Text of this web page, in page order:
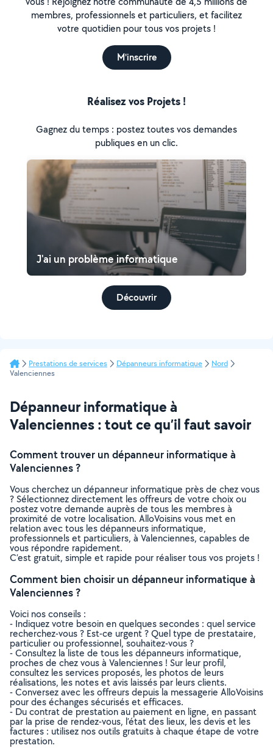
membres, professionnels et particuliers, et facilitez
votre quotidien pour tous vos projets !
M'inscrire
Réalisez vos Projets !
Gagnez du temps : postez toutes vos demandes
publiques en un clic.
J'ai un problème informatique
Découvrir
Prestations de services Dépanneurs informatique
Nord
Valenciennes
Dépanneur informatique à
Valenciennes : tout ce qu’il faut savoir
Comment trouver un dépanneur informatique à
Valenciennes ?
Vous cherchez un dépanneur informatique près de chez vous
? Sélectionnez directement les offreurs de votre choix ou
postez votre demande auprès de tous les membres à
proximité de votre localisation. AlloVoisins vous met en
relation avec tous les dépanneurs informatique,
professionnels et particuliers, à Valenciennes, capables de
vous répondre rapidement.
C’est gratuit, simple et rapide pour réaliser tous vos projets !
Comment bien choisir un dépanneur informatique à
Valenciennes ?
Voici nos conseils :
- Indiquez votre besoin en quelques secondes : quel service
recherchez-vous ? Est-ce urgent ? Quel type de prestataire,
particulier ou professionnel, souhaitez-vous ?
- Consultez la liste de tous les dépanneurs informatique,
proches de chez vous à Valenciennes ! Sur leur profil,
consultez les services proposés, les photos de leurs
réalisations, les notes et avis laissés par leurs clients.
- Conversez avec les offreurs depuis la messagerie AlloVoisins
pour des échanges sécurisés et efficaces.
- Du contrat de prestation au paiement en ligne, en passant
par la prise de rendez-vous, l’état des lieux, les devis et les
factures : utilisez nos outils gratuits à chaque étape de votre
prestation.